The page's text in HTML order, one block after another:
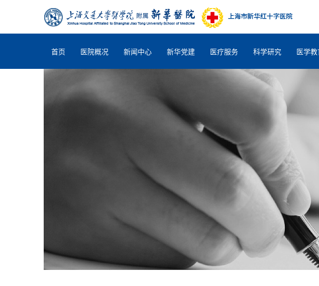
首页 医院概况 新闻中心 新华党建 医疗服务 科学研究 医学